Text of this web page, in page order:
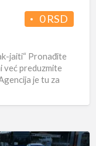
0 RSD
jaiti“ Pronađite
već preduzmite
je tu za